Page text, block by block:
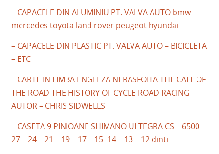
– CAPACELE DIN ALUMINIU PT. VALVA AUTO bmw
mercedes toyota land rover peugeot hyundai
– CAPACELE DIN PLASTIC PT. VALVA AUTO – BICICLETA
– ETC
– CARTE IN LIMBA ENGLEZA NERASFOITA THE CALL OF
THE ROAD THE HISTORY OF CYCLE ROAD RACING
AUTOR – CHRIS SIDWELLS
– CASETA 9 PINIOANE SHIMANO ULTEGRA CS – 6500
27 – 24 – 21 – 19 – 17 – 15- 14 – 13 – 12 dinti